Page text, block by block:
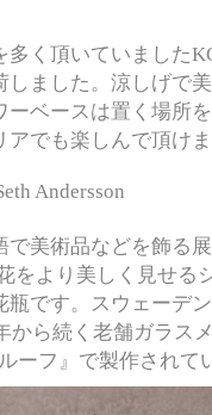
多く頂いていました
ました。涼しげで美
ーベースは置く場所を
でも楽しんで頂けま
Andersson
で美術品などを飾る
をより美しく見せる
瓶です。スウェーデ
から続く老舗ガラス
ーフ』で製作されて